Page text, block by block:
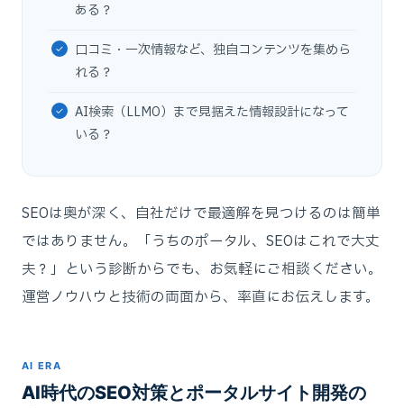
ある？
口コミ・一次情報など、独自コンテンツを集めら
れる？
AI検索（LLMO）まで見据えた情報設計になって
いる？
SEOは奥が深く、自社だけで最適解を見つけるのは簡単
ではありません。「うちのポータル、SEOはこれで大丈
夫？」という診断からでも、お気軽にご相談ください。
運営ノウハウと技術の両面から、率直にお伝えします。
AI ERA
AI時代のSEO対策とポータルサイト開発の